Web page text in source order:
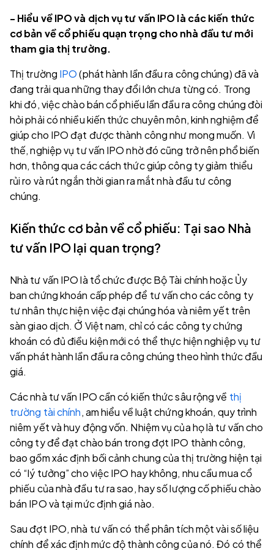
- Hiểu về IPO và dịch vụ tư vấn IPO là các kiến thức
cơ bản về cổ phiếu quạn trọng cho nhà đầu tư mới
tham gia thị trường.
Thị trường IPO(phát hành lần đầu ra công chúng) đã và
đang trải qua những thay đổi lớn chưa từng có. Trong
khi đó, việc chào bán cổ phiếu lần đầu ra công chúng đòi
hỏi phải có nhiều kiến thức chuyên môn, kinh nghiệm để
giúp cho IPO đạt được thành công như mong muốn. Vì
thế, nghiệp vụ tư vấn IPO nhờ đó cũng trở nên phổ biến
hơn, thông qua các cách thức giúp công ty giảm thiểu
rủi ro và rút ngắn thời gian ra mắt nhà đầu tư công
chúng.
Kiến thức cơ bản về cổ phiếu: Tại sao Nhà
tư vấn IPO lại quan trọng?
Nhà tư vấn IPO là tổ chức được Bộ Tài chính hoặc Ủy
ban chứng khoán cấp phép để tư vấn cho các công ty
tư nhân thực hiện việc đại chúng hóa và niêm yết trên
sàn giao dịch. Ở Việt nam, chỉ có các công ty chứng
khoán có đủ điều kiện mới có thể thực hiện nghiệp vụ tư
vấn phát hành lần đầu ra công chúng theo hình thức đầu
giá.
Các nhà tư vấn IPO cần có kiến thức sâu rộng về thị
trường tài chính, am hiểu về luật chứng khoán, quy trình
niêm yết và huy động vốn. Nhiệm vụ của họ là tư vấn cho
công ty để đạt chào bán trong đợt IPO thành công,
bao gồm xác định bối cảnh chung của thị trường hiện tại
có “lý tưởng” cho việc IPO hay không, nhu cầu mua cổ
phiếu của nhà đầu tư ra sao, hay số lượng cố phiếu chào
bán IPO và tại mức định giá nào.
Sau đợt IPO, nhà tư vấn có thể phân tích một vài số liệu
chính để xác định mức độ thành công của nó. Đó có thể